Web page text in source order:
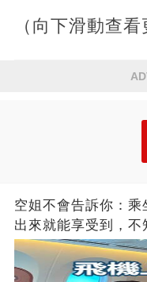
（向下滑動查
空姐不會告訴你：
出來就能享受到，不